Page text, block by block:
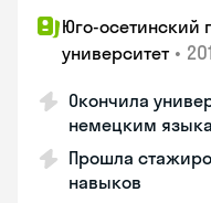
Юго-осетинский
университет •
Окончила
немецким
Прошла
навыков